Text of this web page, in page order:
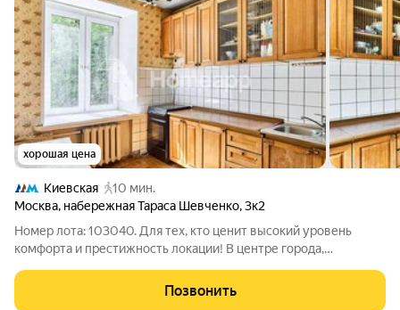
хорошая цена
Киевская
10 мин.
Москва, набережная Тараса Шевченко,3к2
Номер лота: 103040. Для тех, кто ценит высокий уровень
комфорта и престижность локации! В центре города,
квартира на 3 этаже (2-й жилой этаж, 1-й этаж нежилой) 12-ти
этажного кирпичного
Позвонить